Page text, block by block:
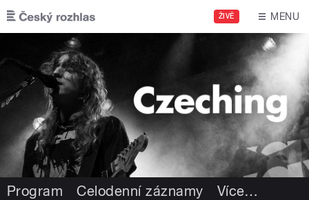
Přejít k hlavnímu obsahu
ŽIVĚ MENU
Program Celodenní záznamy Více…